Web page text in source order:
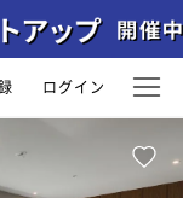
ログイン